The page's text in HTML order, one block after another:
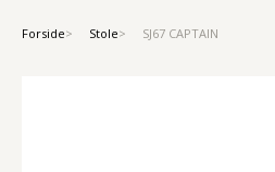
Forside Stole SJ67 CAPTAIN